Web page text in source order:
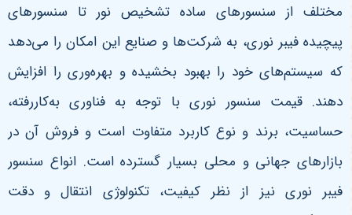
مختلف از سنسورهای ساده تشخیص نور تا سنسورهای
پیچیده فیبر نوری، به شرکت‌ها و صنایع این امکان را می‌دهد
که سیستم‌های خود را بهبود بخشیده و بهره‌وری را افزایش
دهند. قیمت سنسور نوری با توجه به فناوری به‌کاررفته،
حساسیت، برند و نوع کاربرد متفاوت است و فروش آن در
بازارهای جهانی و محلی بسیار گسترده است. انواع سنسور
فیبر نوری نیز از نظر کیفیت، تکنولوژی انتقال و دقت